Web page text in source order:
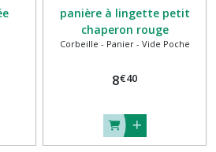
panière à lingette petit
chaperon rouge
Corbeille - Panier - Vide Poche
8€40